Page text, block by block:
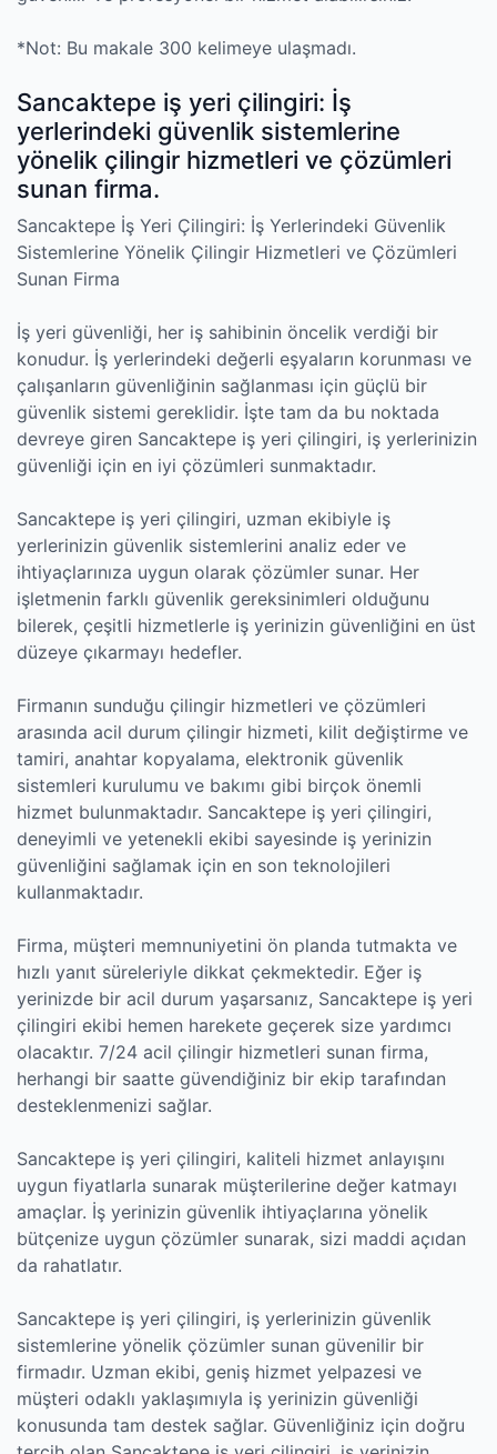
*Not: Bu makale 300 kelimeye ulaşmadı.
Sancaktepe iş yeri çilingiri: İş
yerlerindeki güvenlik sistemlerine
yönelik çilingir hizmetleri ve çözümleri
sunan firma.
Sancaktepe İş Yeri Çilingiri: İş Yerlerindeki Güvenlik
Sistemlerine Yönelik Çilingir Hizmetleri ve Çözümleri
Sunan Firma
İş yeri güvenliği, her iş sahibinin öncelik verdiği bir
konudur. İş yerlerindeki değerli eşyaların korunması ve
çalışanların güvenliğinin sağlanması için güçlü bir
güvenlik sistemi gereklidir. İşte tam da bu noktada
devreye giren Sancaktepe iş yeri çilingiri, iş yerlerinizin
güvenliği için en iyi çözümleri sunmaktadır.
Sancaktepe iş yeri çilingiri, uzman ekibiyle iş
yerlerinizin güvenlik sistemlerini analiz eder ve
ihtiyaçlarınıza uygun olarak çözümler sunar. Her
işletmenin farklı güvenlik gereksinimleri olduğunu
bilerek, çeşitli hizmetlerle iş yerinizin güvenliğini en üst
düzeye çıkarmayı hedefler.
Firmanın sunduğu çilingir hizmetleri ve çözümleri
arasında acil durum çilingir hizmeti, kilit değiştirme ve
tamiri, anahtar kopyalama, elektronik güvenlik
sistemleri kurulumu ve bakımı gibi birçok önemli
hizmet bulunmaktadır. Sancaktepe iş yeri çilingiri,
deneyimli ve yetenekli ekibi sayesinde iş yerinizin
güvenliğini sağlamak için en son teknolojileri
kullanmaktadır.
Firma, müşteri memnuniyetini ön planda tutmakta ve
hızlı yanıt süreleriyle dikkat çekmektedir. Eğer iş
yerinizde bir acil durum yaşarsanız, Sancaktepe iş yeri
çilingiri ekibi hemen harekete geçerek size yardımcı
olacaktır. 7/24 acil çilingir hizmetleri sunan firma,
herhangi bir saatte güvendiğiniz bir ekip tarafından
desteklenmenizi sağlar.
Sancaktepe iş yeri çilingiri, kaliteli hizmet anlayışını
uygun fiyatlarla sunarak müşterilerine değer katmayı
amaçlar. İş yerinizin güvenlik ihtiyaçlarına yönelik
bütçenize uygun çözümler sunarak, sizi maddi açıdan
da rahatlatır.
Sancaktepe iş yeri çilingiri, iş yerlerinizin güvenlik
sistemlerine yönelik çözümler sunan güvenilir bir
firmadır. Uzman ekibi, geniş hizmet yelpazesi ve
müşteri odaklı yaklaşımıyla iş yerinizin güvenliği
konusunda tam destek sağlar. Güvenliğiniz için doğru